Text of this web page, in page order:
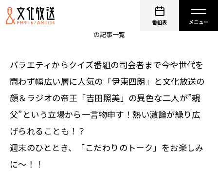
番組表
伊東四朗 吉田照美 親父・熱愛
の記事一覧
バラエティからクイズ番組の司会者まで今や世代を
問わず幅広い層に人気の「伊東四朗」と文化放送の
顔＆ラジオの帝王「吉田照美」の異色な二人が”親
父”という立場から一言物申す！熱い激論が繰り広
げられることも！？
週末のひととき、「こだわりのトーク」をお楽しみ
に〜！！